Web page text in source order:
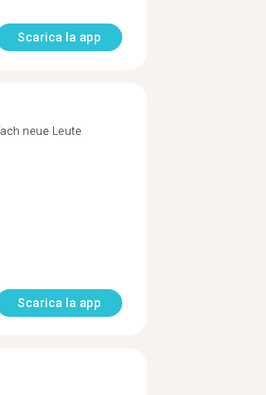
Scarica la app
neue Leute
Scarica la app